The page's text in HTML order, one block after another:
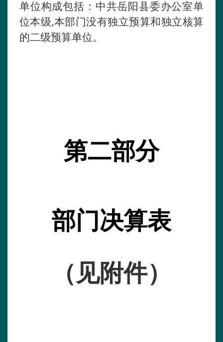
单位构成包括： 中共岳阳县委办公室单
位本级,本部门没有独立预算和独立核算
的二级预算单位。
第二部分
部门决算表
（见附件）